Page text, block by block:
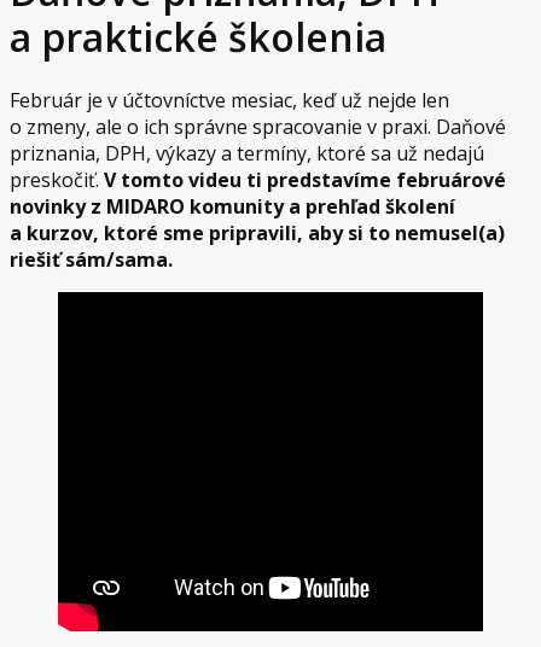
a praktické školenia
Február je v účtovníctve mesiac, keď už nejde len
o zmeny, ale o ich správne spracovanie v praxi. Daňové
priznania, DPH, výkazy a termíny, ktoré sa už nedajú
preskočiť. V tomto videu ti predstavíme februárové
novinky z MIDARO komunity a prehľad školení
a kurzov, ktoré sme pripravili, aby si to nemusel(a)
riešiť sám/sama.